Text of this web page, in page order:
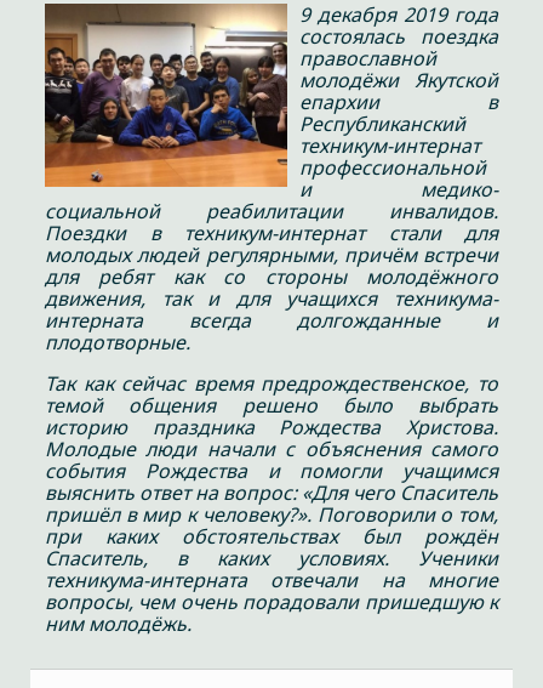
9 декабря 2019 года
состоялась поездка
православной
молодёжи Якутской
епархии в
Республиканский
техникум-интернат
профессиональной
и медико-
социальной реабилитации инвалидов.
Поездки в техникум-интернат стали для
молодых людей регулярными, причём встречи
для ребят как со стороны молодёжного
движения, так и для учащихся техникума-
интерната всегда долгожданные и
плодотворные.
Так как сейчас время предрождественское, то
темой общения решено было выбрать
историю праздника Рождества Христова.
Молодые люди начали с объяснения самого
события Рождества и помогли учащимся
выяснить ответ на вопрос: «Для чего Спаситель
пришёл в мир к человеку?». Поговорили о том,
при каких обстоятельствах был рождён
Спаситель, в каких условиях. Ученики
техникума-интерната отвечали на многие
вопросы, чем очень порадовали пришедшую к
ним молодёжь.